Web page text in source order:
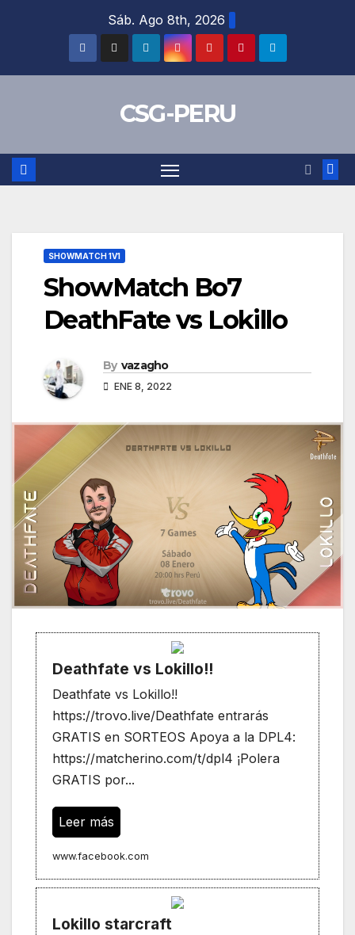
Sáb. Ago 8th, 2026
CSG-PERU
SHOWMATCH 1V1
ShowMatch Bo7
DeathFate vs Lokillo
By vazagho
ENE 8, 2022
Deathfate vs Lokillo!!
Deathfate vs Lokillo!!
https://trovo.live/Deathfate entrarás
GRATIS en SORTEOS Apoya a la DPL4:
https://matcherino.com/t/dpl4 ¡Polera
GRATIS por...
Leer más
www.facebook.com
Lokillo starcraft